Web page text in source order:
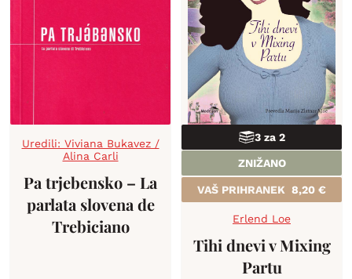
Uredili: Viviana Bukavez /
Alina Carli
Pa trjebensko – La
parlata slovena de
Trebiciano
3 za 2
ZNIŽANO
VAŠ PRIHRANEK 8,20 €
Erlend Loe
Tihi dnevi v Mixing
Partu